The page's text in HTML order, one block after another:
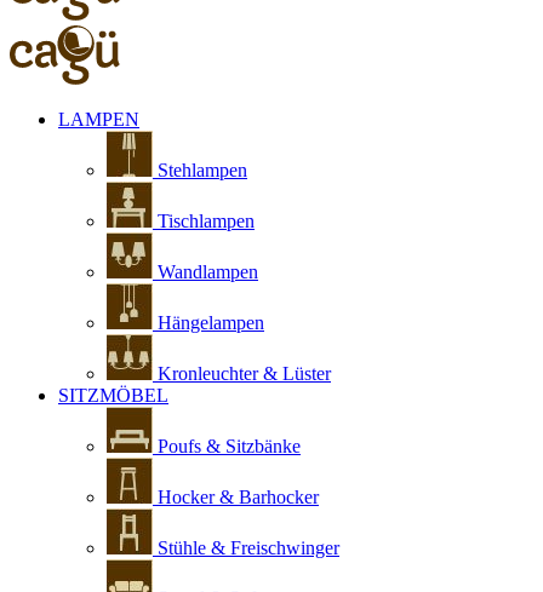
LAMPEN
Stehlampen
Tischlampen
Wandlampen
Hängelampen
Kronleuchter & Lüster
SITZMÖBEL
Poufs & Sitzbänke
Hocker & Barhocker
Stühle & Freischwinger